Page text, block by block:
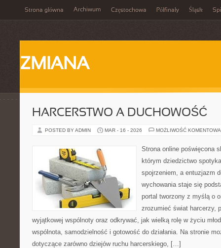
Strona główna Archiwum Częstochowa Półfinały Śląsk
ZMIANA
HARCERSTWO A DUCHOWOŚĆ
POSTED BY ADMIN MAR - 16 - 2026 MOŻLIWOŚĆ
Strona online poświęcona
którym dziedzictwo
spojrzeniem, a entuzjazm
wychowania staje się
portal tworzony z myślą o
zrozumieć świat harcerzy,
wyjątkowej wspólnoty oraz odkrywać, jak wielką rolę w życiu
wspólnota, samodzielność i gotowość do działania. Na stronie
dotyczące zarówno dziejów ruchu harcerskiego, […]